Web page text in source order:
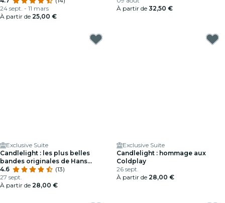
24 sept. - 11 mars
À partir de 25,00 €
À partir de 32,50 €
Exclusive Suite
Candlelight : les plus belles
bandes originales de Hans
Zimmer
4.6
(13)
27 sept.
À partir de 28,00 €
Exclusive Suite
Candlelight : hommage aux
Coldplay
26 sept.
À partir de 28,00 €